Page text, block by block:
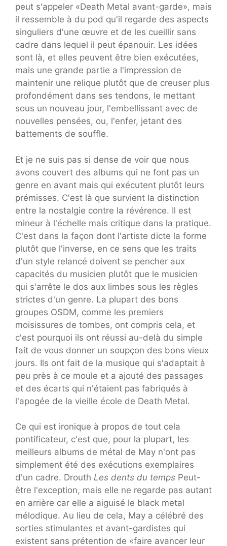
peut s'appeler «Death Metal avant-garde», mais
il ressemble à du pod qu'il regarde des aspects
singuliers d'une œuvre et de les cueillir sans
cadre dans lequel il peut épanouir. Les idées
sont là, et elles peuvent être bien exécutées,
mais une grande partie a l'impression de
maintenir une relique plutôt que de creuser plus
profondément dans ses tendons, le mettant
sous un nouveau jour, l'embellissant avec de
nouvelles pensées, ou, l'enfer, jetant des
battements de souffle.
Et je ne suis pas si dense de voir que nous
avons couvert des albums qui ne font pas un
genre en avant mais qui exécutent plutôt leurs
prémisses. C'est là que survient la distinction
entre la nostalgie contre la révérence. Il est
mineur à l'échelle mais critique dans la pratique.
C'est dans la façon dont l'artiste dicte la forme
plutôt que l'inverse, en ce sens que les traits
d'un style relancé doivent se pencher aux
capacités du musicien plutôt que le musicien
qui s'arrête le dos aux limbes sous les règles
strictes d'un genre. La plupart des bons
groupes OSDM, comme les premiers
moisissures de tombes, ont compris cela, et
c'est pourquoi ils ont réussi au-delà du simple
fait de vous donner un soupçon des bons vieux
jours. Ils ont fait de la musique qui s'adaptait à
peu près à ce moule et a ajouté des passages
et des écarts qui n'étaient pas fabriqués à
l'apogée de la vieille école de Death Metal.
Ce qui est ironique à propos de tout cela
pontificateur, c'est que, pour la plupart, les
meilleurs albums de métal de May n'ont pas
simplement été des exécutions exemplaires
d'un cadre. Drouth Les dents du temps Peut-
être l'exception, mais elle ne regarde pas autant
en arrière car elle a aiguisé le black metal
mélodique. Au lieu de cela, May a célébré des
sorties stimulantes et avant-gardistes qui
existent sans prétention de «faire avancer leur